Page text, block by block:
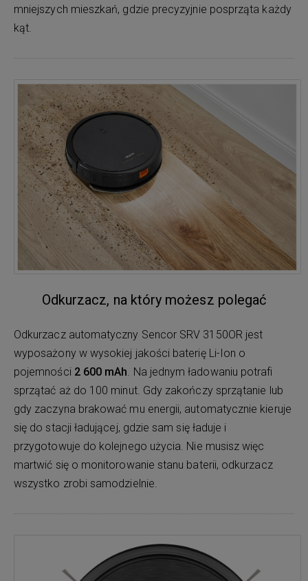
mniejszych mieszkań, gdzie precyzyjnie posprząta każdy
kąt.
Odkurzacz, na który możesz polegać
Odkurzacz automatyczny Sencor SRV 3150OR jest
wyposażony w wysokiej jakości baterię Li-Ion o
pojemności 2 600 mAh . Na jednym ładowaniu potrafi
sprzątać aż do 100 minut. Gdy zakończy sprzątanie lub
gdy zaczyna brakować mu energii, automatycznie kieruje
się do stacji ładującej, gdzie sam się ładuje i
przygotowuje do kolejnego użycia. Nie musisz więc
martwić się o monitorowanie stanu baterii, odkurzacz
wszystko zrobi samodzielnie.